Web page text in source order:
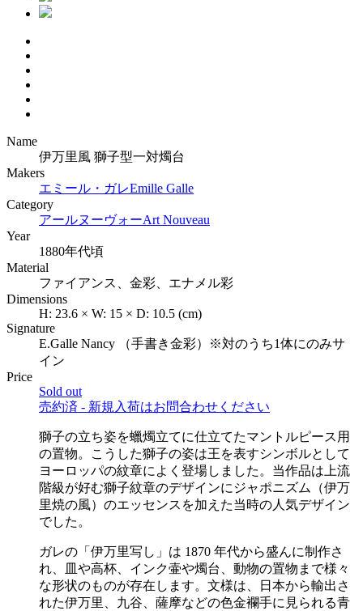
Name
伊万里風 獅子型一対燭台
Makers
エミール・ガレEmille Galle
Category
アールヌーヴォーArt Nouveau
Year
1880年代頃
Material
ファイアンス、金彩、エナメル彩
Dimensions
H: 23.6 × W: 15 × D: 10.5 (cm)
Signature
E.Galle Nancy （手書き金彩）※対のうち1体にのみサ
イン
Price
Sold out
売約済 - 新規入荷はお問合わせください
獅子の立ち姿を蠟燭立てに仕立てたマントルピース用
の置物。こうした獅子の姿は王を表すシンボルとして
ヨーロッパの紋章によく登場しました。当作品は上流
階級が好む獅子紋章のデザインにジャポニズム（伊万
里焼の風）のエッセンスを加えた当時の人気デザイン
でした。
ガレの「伊万里写し」は 1870 年代から盛んに制作さ
れ、皿や高杯、インク壷や燭台、動物の置物まで様々
な形状のものが存在します。文様は、日本から輸出さ
れた伊万里、九谷、薩摩などの色金襴手に見られる青